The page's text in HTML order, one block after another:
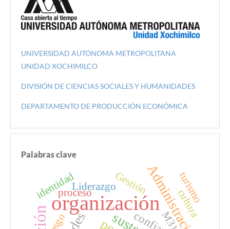
UNIVERSIDAD AUTÓNOMA METROPOLITANA
UNIDAD XOCHIMILCO
DIVISIÓN DE CIENCIAS SOCIALES Y HUMANIDADES
DEPARTAMENTO DE PRODUCCIÓN ECONÓMICA
Palabras clave
organizaciónAdministración
proceso Gestión
Liderazgo
M31
identidad
cultura
turismo